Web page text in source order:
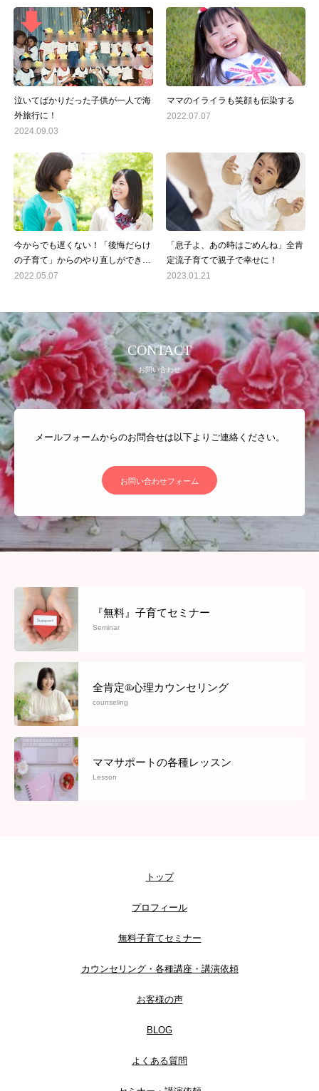
泣いてばかりだった子供が一人で海
外旅行に！
2024.09.03
ママのイライラも笑顔も伝染する
2022.07.07
今からでも遅くない！「後悔だらけ
の子育て」からのやり直しができる
オンライン無料子育てセミナー
2022.05.07
「息子よ、あの時はごめんね」全肯
定流子育てで親子で幸せに！
2023.01.21
CONTACT
お問い合わせ
メールフォームからのお問合せは以下よりご連絡ください。
お問い合わせフォーム
『無料』子育てセミナー
Seminar
全肯定®心理カウンセリング
counseling
ママサポートの各種レッスン
Lesson
トップ
プロフィール
無料子育てセミナー
カウンセリング・各種講座・講演依頼
お客様の声
BLOG
よくある質問